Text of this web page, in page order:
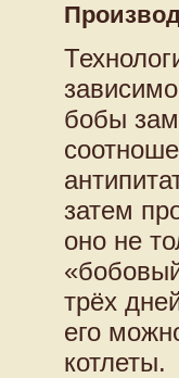
бобы
затем
оно не
трёх
его
котлеты.